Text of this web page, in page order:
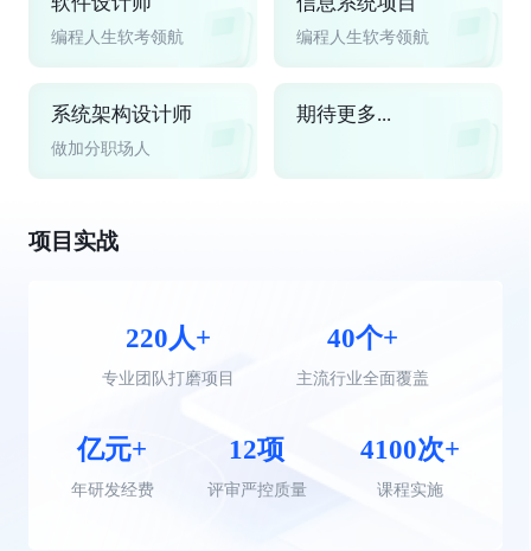
编程人生软考领航 编程人生软考领航
系统架构设计师
做加分职场人
期待更多...
项目实战
220人+
专业团队打磨项目
40个+
主流行业全面覆盖
亿元+
年研发经费
12项
评审严控质量
4100次+
课程实施